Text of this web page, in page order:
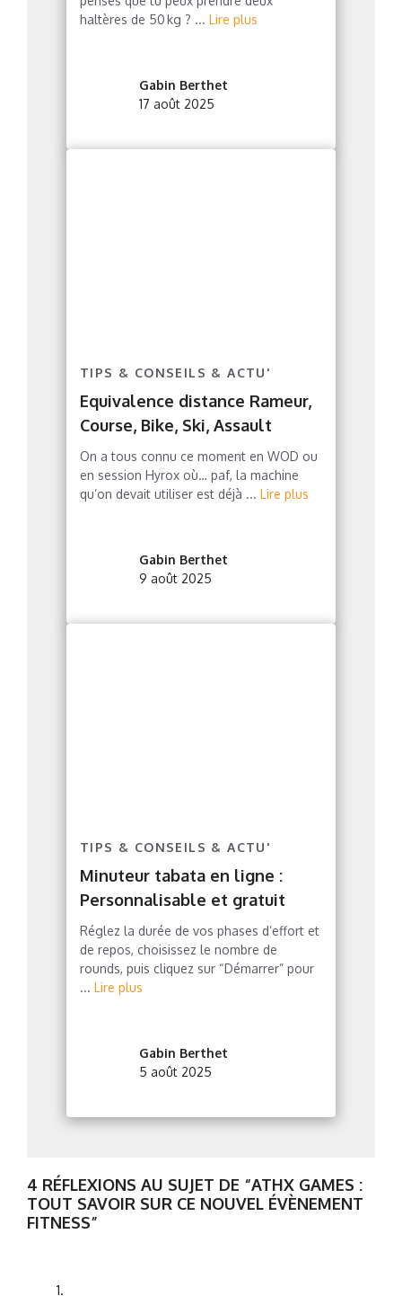
haltères de 50 kg ? ... Lire plus
Gabin Berthet
17 août 2025
TIPS & CONSEILS & ACTU'
Equivalence distance Rameur,
Course, Bike, Ski, Assault
On a tous connu ce moment en WOD ou
en session Hyrox où… paf, la machine
qu’on devait utiliser est déjà ... Lire plus
Gabin Berthet
9 août 2025
TIPS & CONSEILS & ACTU'
Minuteur tabata en ligne :
Personnalisable et gratuit
Réglez la durée de vos phases d’effort et
de repos, choisissez le nombre de
rounds, puis cliquez sur “Démarrer” pour
... Lire plus
Gabin Berthet
5 août 2025
4 RÉFLEXIONS AU SUJET DE “ATHX GAMES :
TOUT SAVOIR SUR CE NOUVEL ÉVÈNEMENT
FITNESS”